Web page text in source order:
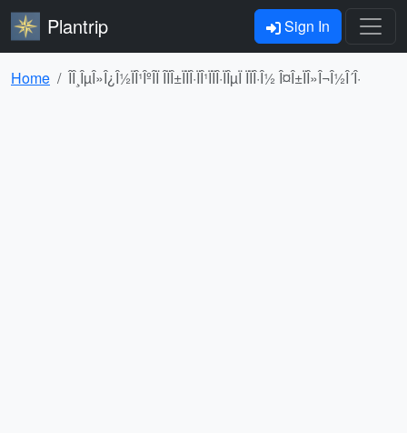
Plantrip Sign In
Home ÎÎ¸ÎµÎ»Î¿Î½ÏÎ¹ÎºÎ­Ï ÎÏÎ±ÏÏÎ·ÏÎ¹ÏÏÎ·ÏÎµÏ ÏÏÎ·Î½ Î¤Î±ÏÎ»Î¬Î½Î´Î·